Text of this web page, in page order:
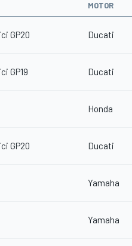
MOTOR
GP20 Ducati
GP19 Ducati
Honda
GP20 Ducati
Yamaha
Yamaha